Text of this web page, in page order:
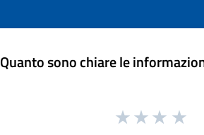
Quanto sono chiare le